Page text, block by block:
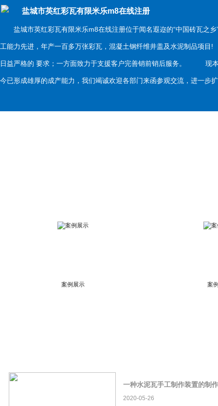
盐城市英红彩瓦有限米乐m8在线注册
盐城市英红彩瓦有限米乐m8在线注册位于闻名遐迩的“中国砖瓦之乡
工能力先进，年产一百多万张彩瓦，混凝土钢纤维井盖及水泥制品项
日益严格的 要求；一方面致力于支援客户完善销前销后服务。 现本
今已形成雄厚的成产能力，我们竭诚欢迎各部门来函参观交流，进一
案例展示 案
一种水泥瓦手工制作装置的制
2020-05-26